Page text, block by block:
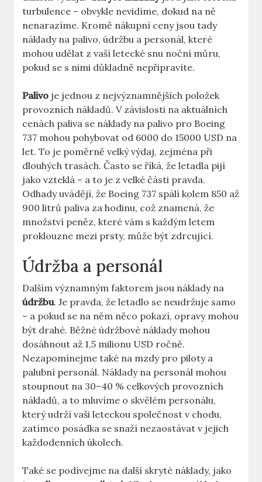
turbulence –​ obvykle nevidíme, dokud na ně
nenarazíme. Kromě nákupní ceny jsou tady
náklady ​na palivo,‍ údržbu a personál, které
mohou udělat z vaší letecké snu noční můru,
pokud se s nimi důkladně nepřipravíte.
Palivo je jednou z nejvýznamnějších položek
provozních nákladů. V‍ závislosti na aktuálních
cenách paliva se ⁤náklady na palivo ⁢pro Boeing
737 mohou pohybovat‌ od 6000 do 15000 USD na
let. To je poměrně velký výdaj, zejména‍ při
dlouhých trasách. Často se říká, že⁤ letadla pijí⁢
jako vzteklá⁤ – a​ to je z velké⁢ části ​pravda.
Odhady uvádějí, ⁤že Boeing 737 spálí kolem 850 až
‌900 litrů paliva za hodinu, ⁣což ⁣znamená, ‌že
množství peněz, které vám s každým letem‍
proklouzne ‍mezi prsty, ​může být zdrcující.
Údržba a personál
Dalším významným faktorem jsou náklady na
údržbu. Je pravda, že letadlo se​ neudržuje samo
– ⁤a pokud se na něm⁢ něco pokazí, opravy mohou
být‌ drahé. Běžné údržbové ​náklady mohou
dosáhnout až 1,5 milionu ⁤USD ročně.
Nezapomínejme také ⁤na mzdy pro piloty a
palubní ​personál. Náklady na personál mohou
stoupnout na 30–40 % celkových ​provozních
nákladů, a to ‍mluvíme o skvělém personálu,
který udrží⁣ vaši leteckou společnost ​v chodu,‌
zatímco posádka se ​snaží nezaostávat v jejich
každodenních úkolech.
Také se‌ podívejme na další skryté náklady, jako